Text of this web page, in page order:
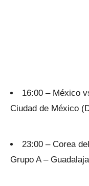
16:00 – México
Ciudad de México
23:00 – Corea
Grupo A –